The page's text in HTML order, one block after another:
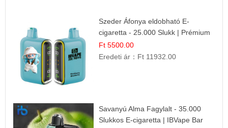
Szeder Áfonya eldobható E-
cigaretta - 25.000 Slukk | Prémium
Gyümölcs Íz
Ft 5500.00
Eredeti ár： Ft 11932.00
Savanyú Alma Fagylalt - 35.000
Slukkos E-cigaretta | IBVape Bar